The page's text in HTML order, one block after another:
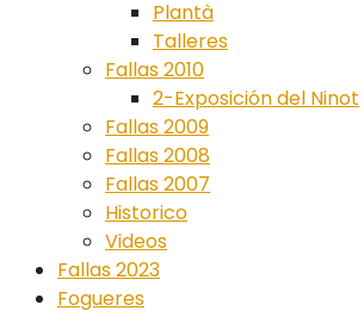
Plantà
Talleres
Fallas 2010
2-Exposición del Ninot
Fallas 2009
Fallas 2008
Fallas 2007
Historico
Videos
Fallas 2023
Fogueres